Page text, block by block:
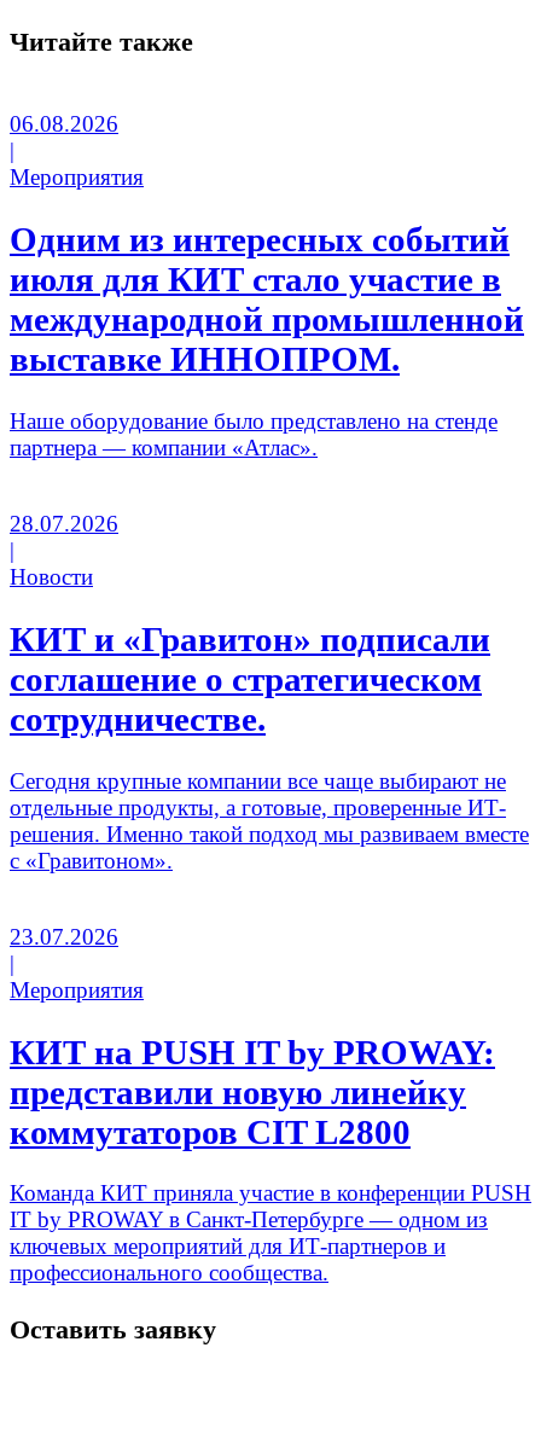
Читайте также
06.08.2026
|
Мероприятия
Одним из интересных событий
июля для КИТ стало участие в
международной промышленной
выставке ИННОПРОМ.
Наше оборудование было представлено на стенде
партнера — компании «Атлас».
28.07.2026
|
Новости
КИТ и «Гравитон» подписали
соглашение о стратегическом
сотрудничестве.
Сегодня крупные компании все чаще выбирают не
отдельные продукты, а готовые, проверенные ИТ-
решения. Именно такой подход мы развиваем вместе
с «Гравитоном».
23.07.2026
|
Мероприятия
КИТ на PUSH IT by PROWAY:
представили новую линейку
коммутаторов CIT L2800
Команда КИТ приняла участие в конференции PUSH
IT by PROWAY в Санкт-Петербурге — одном из
ключевых мероприятий для ИТ-партнеров и
профессионального сообщества.
Оставить заявку